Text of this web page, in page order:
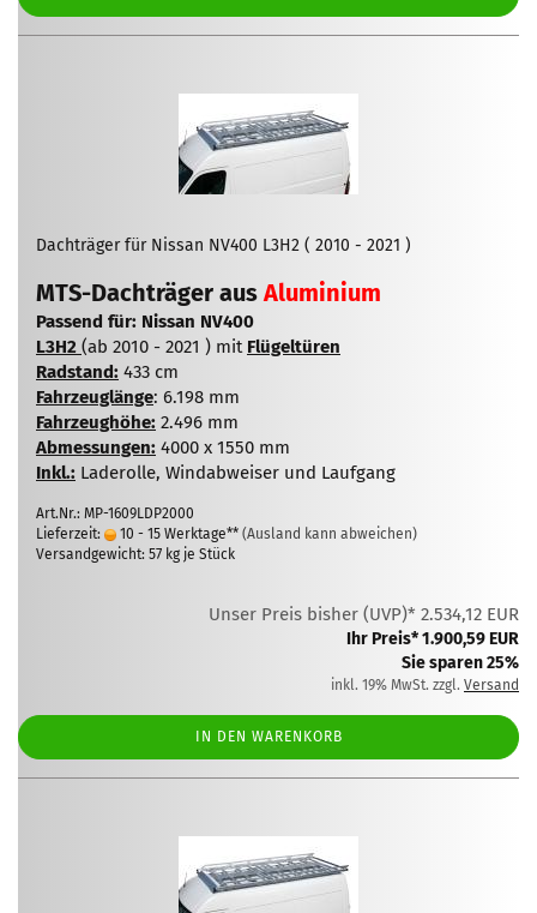
Dachträger für Nissan NV400 L3H2 ( 2010 - 2021 )
MTS-Dachträger ausAluminium
Passend für: Nissan NV400
L3H2 (ab 2010 - 2021 ) mit Flügeltüren
Radstand: 433 cm
Fahrzeuglänge: 6.198 mm
Fahrzeughöhe: 2.496 mm
Abmessungen: 4000 x 1550 mm
Inkl.: Laderolle, Windabweiser und Laufgang
Art.Nr.: MP-1609LDP2000
Lieferzeit:
10 - 15 Werktage** (Ausland kann abweichen)
Versandgewicht: 57 kg je Stück
Unser Preis bisher (UVP)* 2.534,12 EUR
Ihr Preis* 1.900,59 EUR
Sie sparen 25%
inkl. 19% MwSt. zzgl. Versand
IN DEN WARENKORB